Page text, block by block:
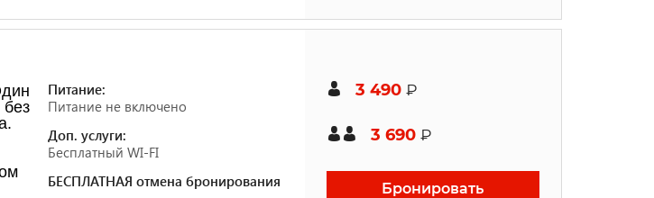
Питание:
Питание не включено
Доп. услуги:
Бесплатный WI-FI
БЕСПЛАТНАЯ отмена бронирования
3 490 ₽
3 690 ₽
Бронировать